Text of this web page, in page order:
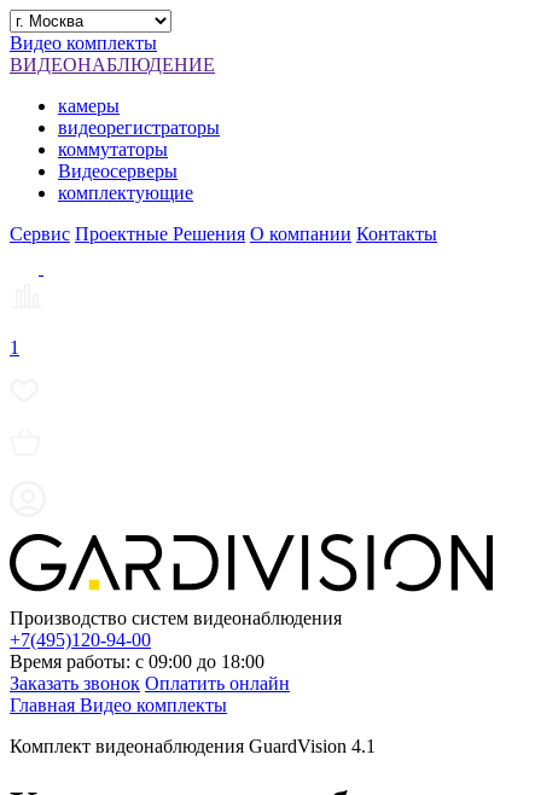
Видео комплекты
ВИДЕОНАБЛЮДЕНИЕ
камеры
видеорегистраторы
коммутаторы
Видеосерверы
комплектующие
Сервис Проектные Решения О компании Контакты
1
Производство систем видеонаблюдения
+7(495)120-94-00
Время работы: с 09:00 до 18:00
Заказать звонок Оплатить онлайн
Главная Видео комплекты
Комплект видеонаблюдения GuardVision 4.1